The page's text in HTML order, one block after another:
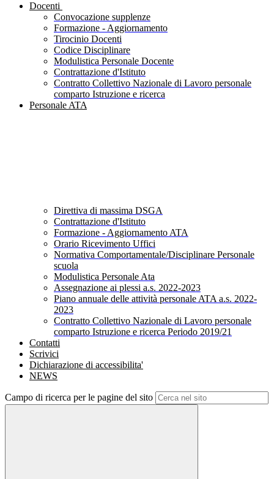
Docenti
Convocazione supplenze
Formazione - Aggiornamento
Tirocinio Docenti
Codice Disciplinare
Modulistica Personale Docente
Contrattazione d'Istituto
Contratto Collettivo Nazionale di Lavoro personale
comparto Istruzione e ricerca
Personale ATA
Direttiva di massima DSGA
Contrattazione d'Istituto
Formazione - Aggiornamento ATA
Orario Ricevimento Uffici
Normativa Comportamentale/Disciplinare Personale
scuola
Modulistica Personale Ata
Assegnazione ai plessi a.s. 2022-2023
Piano annuale delle attività personale ATA a.s. 2022-
2023
Contratto Collettivo Nazionale di Lavoro personale
comparto Istruzione e ricerca Periodo 2019/21
Contatti
Scrivici
Dichiarazione di accessibilita'
NEWS
Campo di ricerca per le pagine del sito